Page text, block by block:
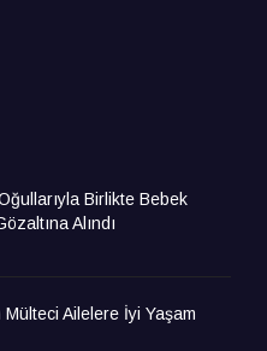
Birlikte Bebek
Alındı
Ailelere İyi Yaşam